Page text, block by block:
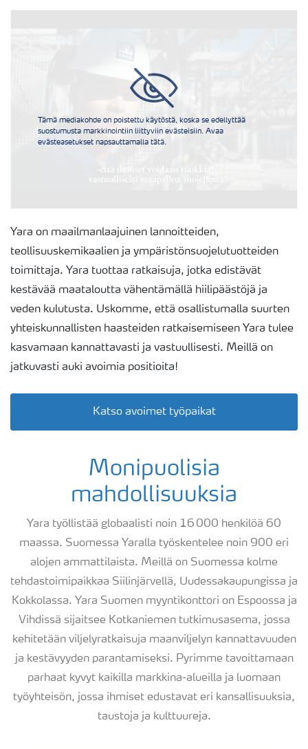
Tämä mediakohde on poistettu käytöstä, koska se edellyttää
suostumusta markkinointiin liittyviin evästeisiin. Avaa
evästeasetukset napsauttamalla tätä.
Yara on maailmanlaajuinen lannoitteiden,
teollisuuskemikaalien ja ympäristönsuojelutuotteiden
toimittaja. Yara tuottaa ratkaisuja, jotka edistävät
kestävää maataloutta vähentämällä hiilipäästöjä ja
veden kulutusta. Uskomme, että osallistumalla suurten
yhteiskunnallisten haasteiden ratkaisemiseen Yara tulee
kasvamaan kannattavasti ja vastuullisesti.​ Meillä on
jatkuvasti auki avoimia positioita!
Katso avoimet työpaikat
Monipuolisia
mahdollisuuksia
Yara työllistää globaalisti noin 16 000 henkilöä 60
maassa. Suomessa Yaralla työskentelee noin 900 eri
alojen ammattilaista. Meillä on Suomessa kolme
tehdastoimipaikkaa Siilinjärvellä, Uudessakaupungissa ja
Kokkolassa. Yara Suomen myyntikonttori on Espoossa ja
Vihdissä sijaitsee Kotkaniemen tutkimusasema, jossa
kehitetään viljelyratkaisuja maanviljelyn kannattavuuden
ja kestävyyden parantamiseksi. Pyrimme tavoittamaan
parhaat kyvyt kaikilla markkina-alueilla ja luomaan
työyhteisön, jossa ihmiset edustavat eri kansallisuuksia,
taustoja ja kulttuureja.